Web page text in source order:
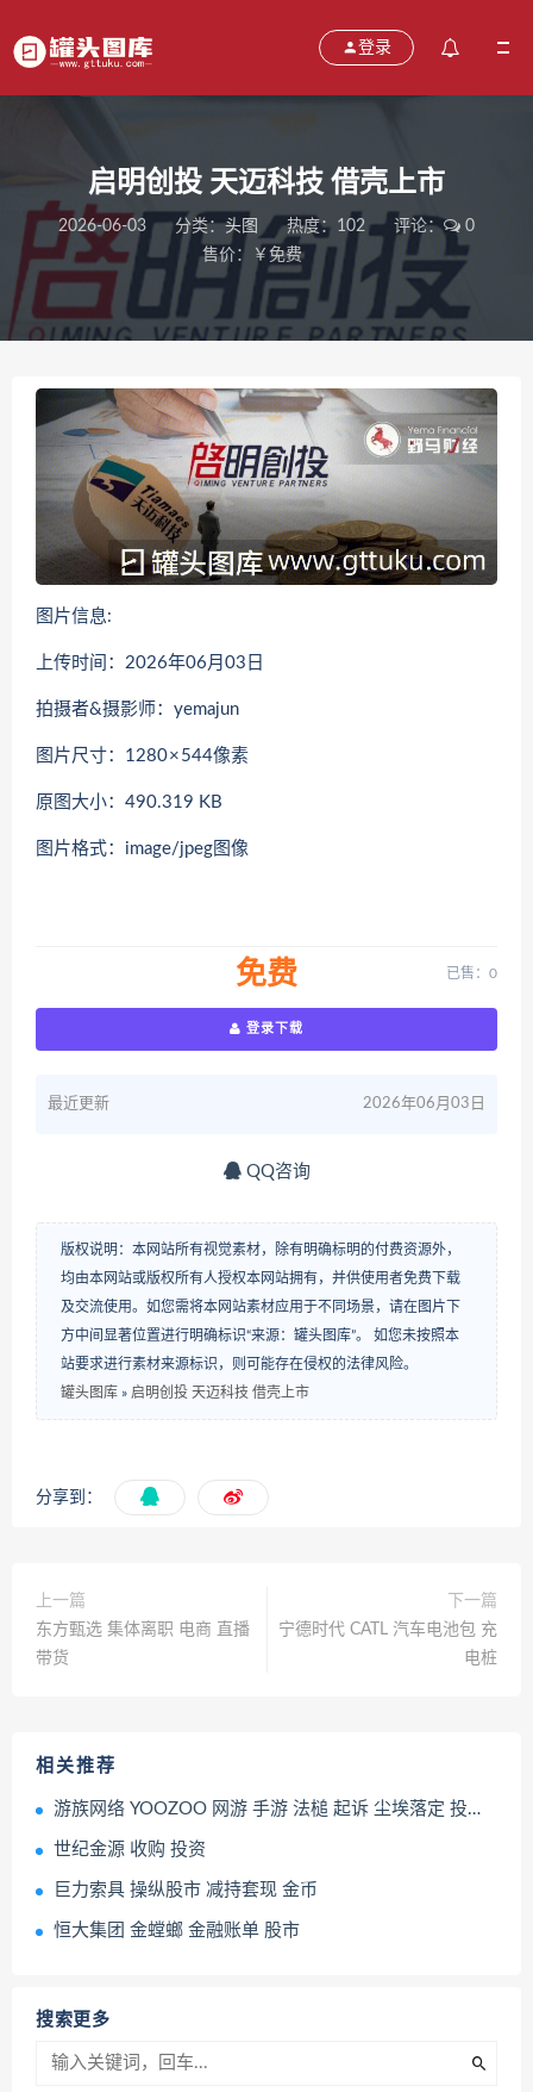
登录
启明创投 天迈科技 借壳上市
2026-06-03 分类：头图 热度：102 评论：
0
售价：￥免费
图片信息:
上传时间：2026年06月03日
拍摄者&摄影师：yemajun
图片尺寸：1280 × 544像素
原图大小：490.319 KB
图片格式：image/jpeg图像
免费 已售：0
登录下载
最近更新 2026年06月03日
QQ咨询
版权说明：本网站所有视觉素材，除有明确标明的付费资源外，
均由本网站或版权所有人授权本网站拥有，并供使用者免费下载
及交流使用。如您需将本网站素材应用于不同场景，请在图片下
方中间显著位置进行明确标识“来源：罐头图库”。 如您未按照本
站要求进行素材来源标识，则可能存在侵权的法律风险。
罐头图库 » 启明创投 天迈科技 借壳上市
分享到：
上一篇
东方甄选 集体离职 电商 直播
带货
下一篇
宁德时代 CATL 汽车电池包 充
电桩
相关推荐
游族网络 YOOZOO 网游 手游 法槌 起诉 尘埃落定 投毒事件
世纪金源 收购 投资
巨力索具 操纵股市 减持套现 金币
恒大集团 金螳螂 金融账单 股市
搜索更多